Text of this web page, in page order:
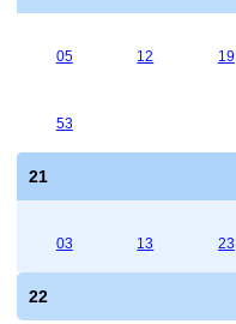
05 12 19
53
21
03 13 23
22